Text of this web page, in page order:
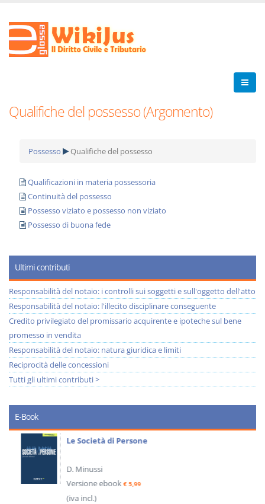
Qualifiche del possesso (Argomento)
Possesso Qualifiche del possesso
Qualificazioni in materia possessoria
Continuità del possesso
Possesso viziato e possesso non viziato
Possesso di buona fede
Ultimi contributi
Responsabilità del notaio: i controlli sui soggetti e sull'oggetto dell'atto
Responsabilità del notaio: l'illecito disciplinare conseguente
Credito privilegiato del promissario acquirente e ipoteche sul bene
promesso in vendita
Responsabilità del notaio: natura giuridica e limiti
Reciprocità delle concessioni
Tutti gli ultimi contributi >
E-Book
Le Società di Persone
D. Minussi
Versione ebook€ 5,99
(iva incl.)